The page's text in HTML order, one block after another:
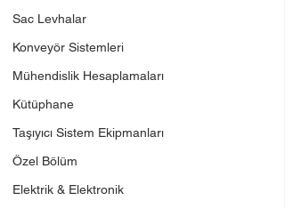
Sac Levhalar
Konveyör Sistemleri
Mühendislik Hesaplamaları
Kütüphane
Taşıyıcı Sistem Ekipmanları
Özel Bölüm
Elektrik & Elektronik